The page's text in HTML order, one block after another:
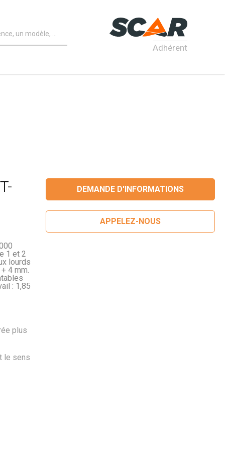
Adhérent
plus
le sens
1 et 2
lourds
4 mm.
: 1,85
DEMANDE D'INFORMATIONS
APPELEZ-NOUS